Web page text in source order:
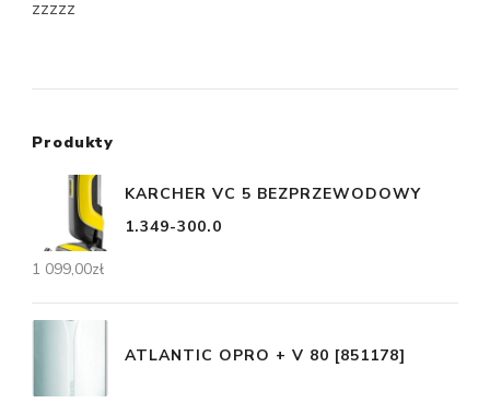
zzzzz
Produkty
KARCHER VC 5 BEZPRZEWODOWY
1.349-300.0
1 099,00zł
ATLANTIC OPRO + V 80 [851178]